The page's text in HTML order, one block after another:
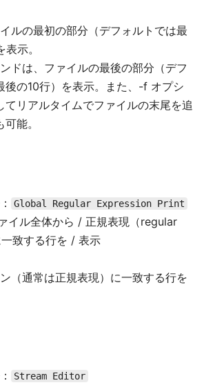
イルの最初の部分（デフォルトでは最
示。
ンドは、ファイルの最後の部分（デフ
後の10行）を表示。また、-f オプシ
てリアルタイムでファイルの末尾を追
能。
Global Regular Expression Print
ル全体から / 正規表現（regular
致する行を / 表示
（通常は正規表現）に一致する行を
Stream Editor